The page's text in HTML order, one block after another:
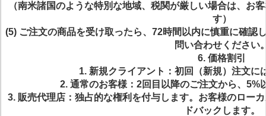
（南米諸国のような特別な地域、税関が厳しい場合は、お
す）
(5) ご注文の商品を受け取ったら、72時間以内に慎重に確認
問い合わせください
6. 価格割引
1. 新規クライアント：初回（新規）注文に
2. 通常のお客様：2回目以降のご注文から、5%
3. 販売代理店：独占的な権利を付与します。お客様のロー
ドバックします。